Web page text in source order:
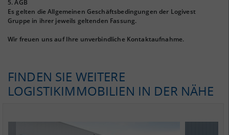
5. AGB
Es gelten die Allgemeinen Geschäftsbedingungen der Logivest
Gruppe in ihrer jeweils geltenden Fassung.
Wir freuen uns auf Ihre unverbindliche Kontaktaufnahme.
FINDEN SIE WEITERE
LOGISTIKIMMOBILIEN IN DER NÄHE